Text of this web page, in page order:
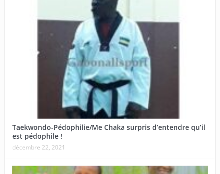
Taekwondo-Pédophilie/Me Chaka surpris d’entendre qu’il
est pédophile !
décembre 22, 2021